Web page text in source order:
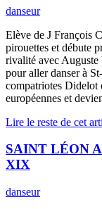
danseur
Elève de J François
pirouettes et débute
rivalité avec Auguste
pour aller danser à
compatriotes Didelot
européennes et
Lire le reste de cet
SAINT LÉON
XIX
danseur